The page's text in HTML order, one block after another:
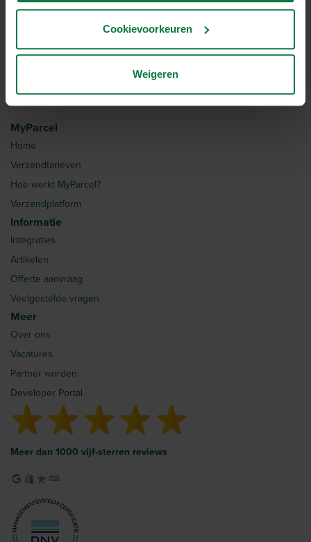
Cookievoorkeuren
Weigeren
MyParcel
Home
Verzendtarieven
Hoe werkt MyParcel?
Verzendplatform
Informatie
Integraties
Artikelen
Offerte aanvraag
Veelgestelde vragen
Meer
Over ons
Vacatures
Partner worden
Developer Portal
Meer dan 1000 vijf-sterren reviews